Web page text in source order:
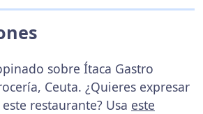
sobre Ítaca Gastro
Ceuta. ¿Quieres expresar
restaurante? Usa este